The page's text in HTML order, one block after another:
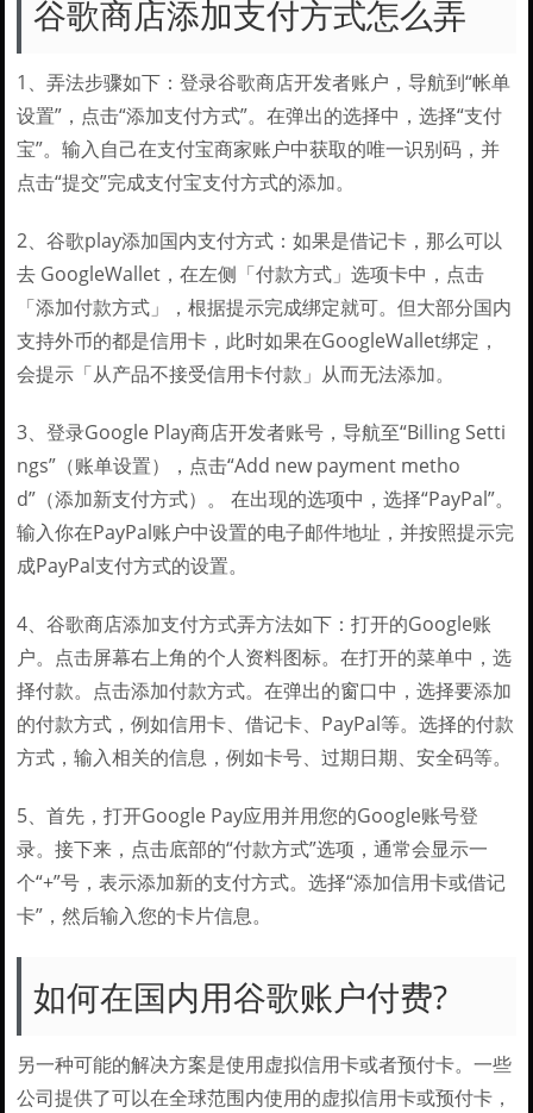
谷歌商店添加支付方式怎么弄
1、弄法步骤如下：登录谷歌商店开发者账户，导航到“帐单
设置”，点击“添加支付方式”。在弹出的选择中，选择“支付
宝”。输入自己在支付宝商家账户中获取的唯一识别码，并
点击“提交”完成支付宝支付方式的添加。
2、谷歌play添加国内支付方式：如果是借记卡，那么可以
去 GoogleWallet，在左侧「付款方式」选项卡中，点击
「添加付款方式」，根据提示完成绑定就可。但大部分国内
支持外币的都是信用卡，此时如果在GoogleWallet绑定，
会提示「从产品不接受信用卡付款」从而无法添加。
3、登录Google Play商店开发者账号，导航至“Billing Setti
ngs”（账单设置），点击“Add new payment metho
d”（添加新支付方式）。 在出现的选项中，选择“PayPal”。
输入你在PayPal账户中设置的电子邮件地址，并按照提示完
成PayPal支付方式的设置。
4、谷歌商店添加支付方式弄方法如下：打开的Google账
户。点击屏幕右上角的个人资料图标。在打开的菜单中，选
择付款。点击添加付款方式。在弹出的窗口中，选择要添加
的付款方式，例如信用卡、借记卡、PayPal等。选择的付款
方式，输入相关的信息，例如卡号、过期日期、安全码等。
5、首先，打开Google Pay应用并用您的Google账号登
录。接下来，点击底部的“付款方式”选项，通常会显示一
个“+”号，表示添加新的支付方式。选择“添加信用卡或借记
卡”，然后输入您的卡片信息。
如何在国内用谷歌账户付费?
另一种可能的解决方案是使用虚拟信用卡或者预付卡。一些
公司提供了可以在全球范围内使用的虚拟信用卡或预付卡，